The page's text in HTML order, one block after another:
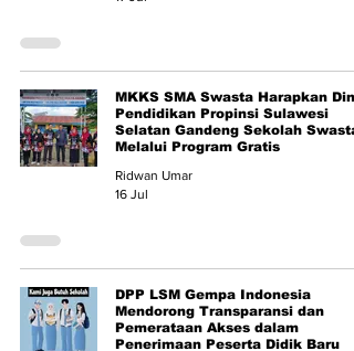
MKKS SMA Swasta Harapkan
Pendidikan Propinsi Sulawesi
Selatan Gandeng Sekolah Swasta
Melalui Program Gratis
Ridwan Umar
16 Jul
DPP LSM Gempa Indonesia
Mendorong Transparansi dan
Pemerataan Akses dalam
Penerimaan Peserta Didik Baru